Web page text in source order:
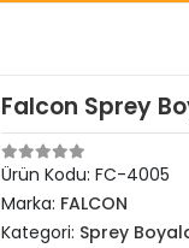
Falcon Sprey
Ürün Kodu: FC-4005
Marka: FALCON
Kategori: Sprey